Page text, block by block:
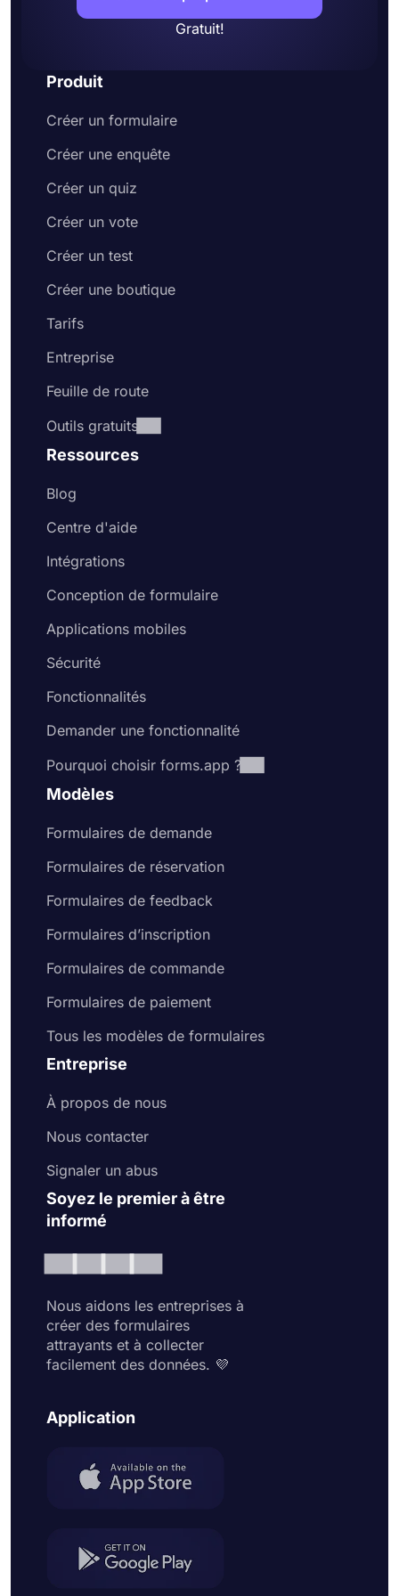
Gratuit!
Produit
Créer un formulaire
Créer une enquête
Créer un quiz
Créer un vote
Créer un test
Créer une boutique
Tarifs
Entreprise
Feuille de route
Outils gratuits
Ressources
Blog
Centre d'aide
Intégrations
Conception de formulaire
Applications mobiles
Sécurité
Fonctionnalités
Demander une fonctionnalité
Pourquoi choisir forms.app ?
Modèles
Formulaires de demande
Formulaires de réservation
Formulaires de feedback
Formulaires d’inscription
Formulaires de commande
Formulaires de paiement
Tous les modèles de formulaires
Entreprise
À propos de nous
Nous contacter
Signaler un abus
Soyez le premier à être
informé
Nous aidons les entreprises à
créer des formulaires
attrayants et à collecter
facilement des données. 💜
Application